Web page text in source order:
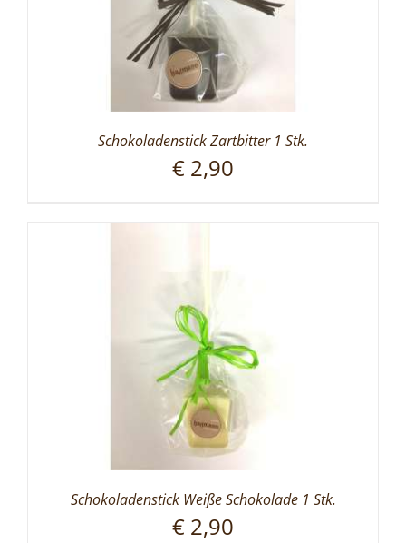
Schokoladenstick Zartbitter 1 Stk.
€ 2,90
Schokoladenstick Weiße Schokolade 1 Stk.
€ 2,90